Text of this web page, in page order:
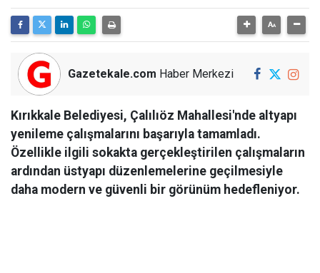
Gazetekale.com Haber Merkezi
Kırıkkale Belediyesi, Çalılıöz Mahallesi'nde altyapı
yenileme çalışmalarını başarıyla tamamladı.
Özellikle ilgili sokakta gerçekleştirilen çalışmaların
ardından üstyapı düzenlemelerine geçilmesiyle
daha modern ve güvenli bir görünüm hedefleniyor.